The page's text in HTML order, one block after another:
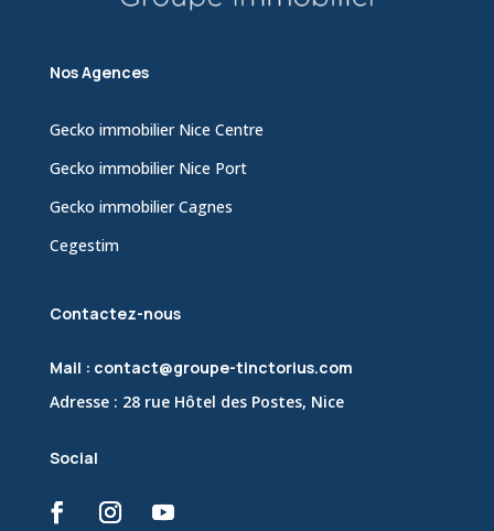
Nos Agences
Gecko immobilier Nice Centre
Gecko immobilier Nice Port
Gecko immobilier Cagnes
Cegestim
Contactez-nous
Mail : contact@groupe-tinctorius.com
Adresse : 28 rue Hôtel des Postes, Nice
Social